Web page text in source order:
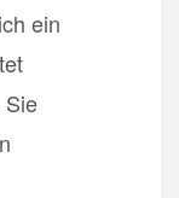
ein
Sie